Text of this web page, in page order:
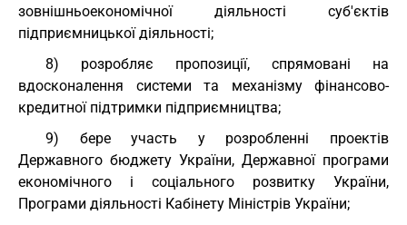
зовнішньоекономічної діяльності суб'єктів
підприємницької діяльності;
8) розробляє пропозиції, спрямовані на
вдосконалення системи та механізму фінансово-
кредитної підтримки підприємництва;
9) бере участь у розробленні проектів
Державного бюджету України, Державної програми
економічного і соціального розвитку України,
Програми діяльності Кабінету Міністрів України;